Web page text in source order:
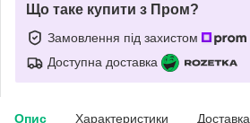
Що таке купити з Пром?
Замовлення під захистом
Доступна доставка
Опис Характеристики Доставка